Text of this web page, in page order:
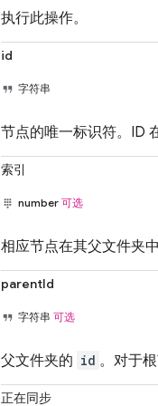
执行此操作。
id
字符串
节点的唯一标识符。ID
索引
number 可选
相应节点在其父文件夹
parentId
字符串 可选
父文件夹的 id 。对于
正在同步